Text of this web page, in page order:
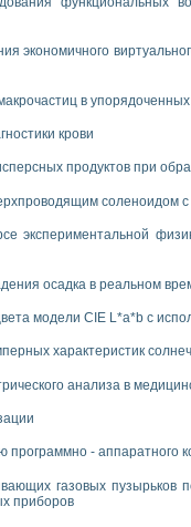
экономичного
в
крови
продуктов при
соленоидом
экспериментальной
осадка в реальном
модели CIE L*a*b с
характеристик
анализа в
- аппаратного
газовых пузырьков
приборов